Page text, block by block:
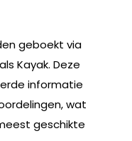
geboekt via
Kayak. Deze
informatie
wat
geschikte